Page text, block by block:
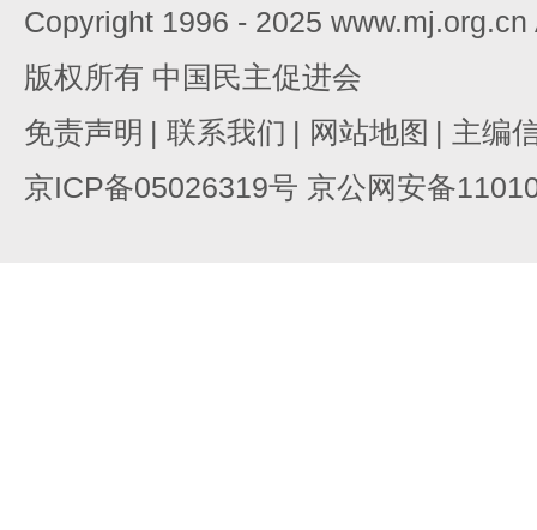
Copyright 1996 - 2025
版权所有 中国民主促进会
免责声明 | 联系我们 | 网站地图 | 主编
京ICP备05026319号 京公网安备